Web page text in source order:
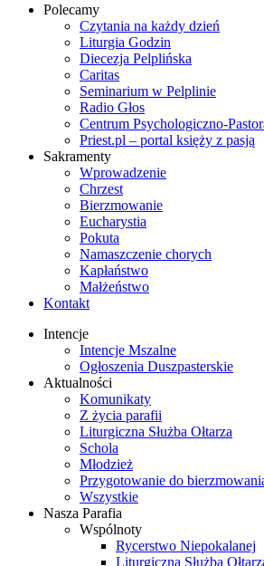
Polecamy
Czytania na każdy dzień
Liturgia Godzin
Diecezja Pelplińska
Caritas
Seminarium w Pelplinie
Radio Głos
Centrum Psychologiczno-
Priest.pl – portal księży z pasją
Sakramenty
Wprowadzenie
Chrzest
Bierzmowanie
Eucharystia
Pokuta
Namaszczenie chorych
Kapłaństwo
Małżeństwo
Kontakt
Intencje
Intencje Mszalne
Ogłoszenia Duszpasterskie
Aktualności
Komunikaty
Z życia parafii
Liturgiczna Służba Ołtarza
Schola
Młodzież
Przygotowanie do
Wszystkie
Nasza Parafia
Wspólnoty
Rycerstwo Niepokalanej
Liturgiczna Służba